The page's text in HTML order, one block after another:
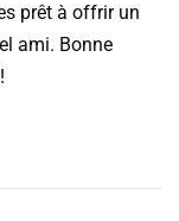
prêt à offrir un
ami. Bonne